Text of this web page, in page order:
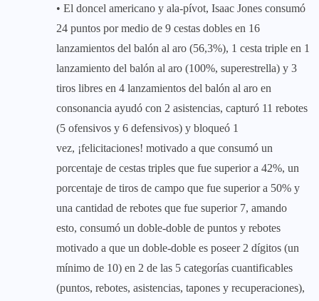
• El doncel americano y ala-pívot, Isaac Jones consumó
24 puntos por medio de 9 cestas dobles en 16
lanzamientos del balón al aro (56,3%), 1 cesta triple en 1
lanzamiento del balón al aro (100%, superestrella) y 3
tiros libres en 4 lanzamientos del balón al aro en
consonancia ayudó con 2 asistencias, capturó 11 rebotes
(5 ofensivos y 6 defensivos) y bloqueó 1
vez, ¡felicitaciones! motivado a que consumó un
porcentaje de cestas triples que fue superior a 42%, un
porcentaje de tiros de campo que fue superior a 50% y
una cantidad de rebotes que fue superior 7, amando
esto, consumó un doble-doble de puntos y rebotes
motivado a que un doble-doble es poseer 2 dígitos (un
mínimo de 10) en 2 de las 5 categorías cuantificables
(puntos, rebotes, asistencias, tapones y recuperaciones),